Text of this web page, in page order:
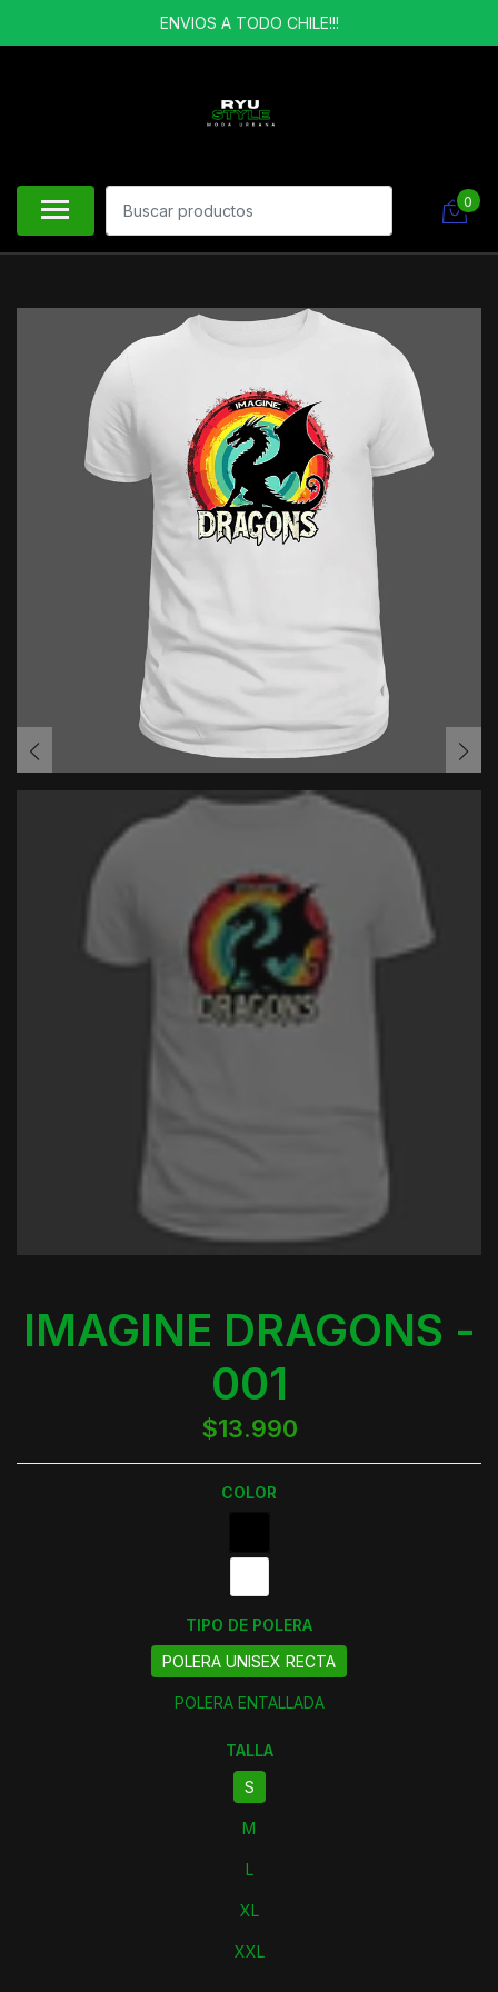
ENVIOS A TODO CHILE!!!
0
IMAGINE DRAGONS -
001
$13.990
COLOR
TIPO DE POLERA
POLERA UNISEX RECTA
POLERA ENTALLADA
TALLA
S
M
L
XL
XXL